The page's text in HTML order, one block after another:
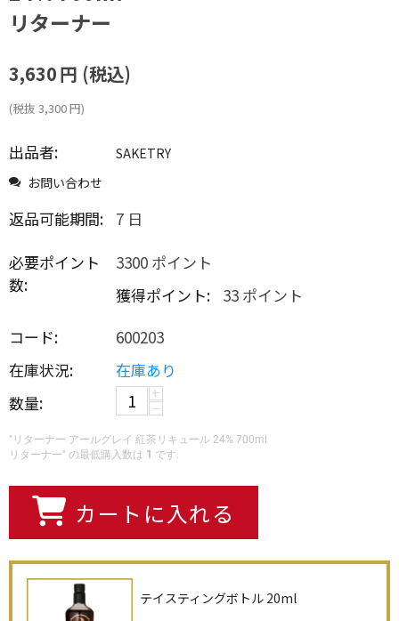
リターナー
3,630円 (税込)
(税抜 3,300円)
出品者:
SAKETRY
お問い合わせ
返品可能期間: 7 日
必要ポイント
数:
3300 ポイント
獲得ポイント: 33 ポイント
コード:
600203
在庫状況:
在庫あり
数量:
+
−
"リターナー アールグレイ 紅茶リキュール 24% 700ml
リターナー" の最低購入数は 1 です.
カートに入れる
テイスティングボトル 20ml